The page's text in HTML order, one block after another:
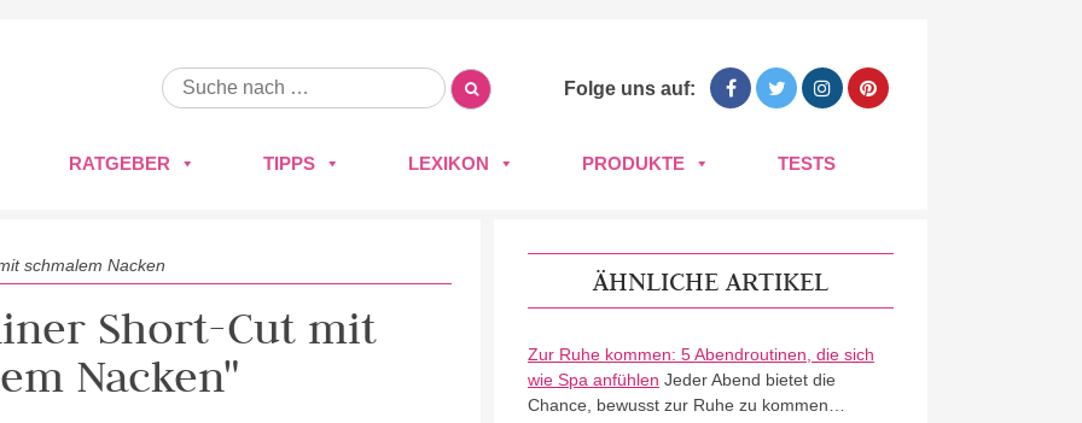
Folge uns auf:
RATGEBER TIPPS LEXIKON PRODUKTE TESTS
schmalem Nacken
Short-Cut mit
Nacken"
ÄHNLICHE ARTIKEL
Zur Ruhe kommen: 5 Abendroutinen, die sich
wie Spa anfühlen Jeder Abend bietet die
Chance, bewusst zur Ruhe zu kommen…